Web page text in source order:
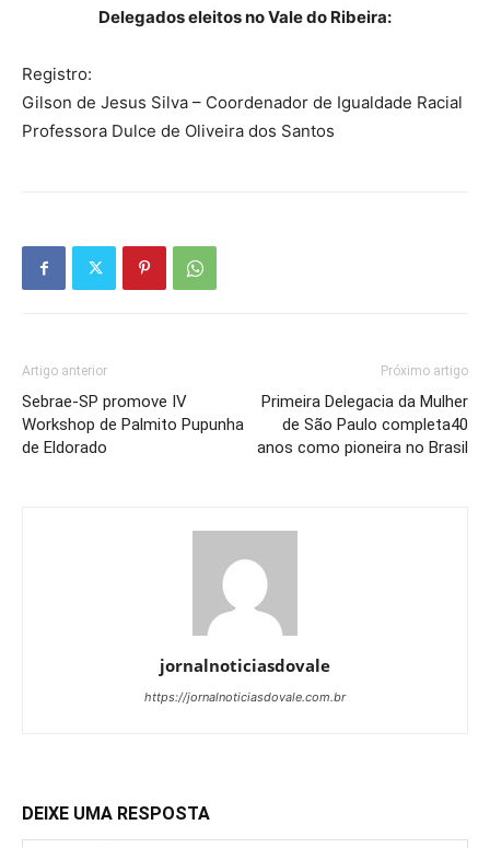
Delegados eleitos no Vale do Ribeira:
Registro:
Gilson de Jesus Silva – Coordenador de Igualdade Racial
Professora Dulce de Oliveira dos Santos
Artigo anterior
Sebrae-SP promove IV
Workshop de Palmito Pupunha
de Eldorado
Próximo artigo
Primeira Delegacia da Mulher
de São Paulo completa40
anos como pioneira no Brasil
jornalnoticiasdovale
https://jornalnoticiasdovale.com.br
DEIXE UMA RESPOSTA